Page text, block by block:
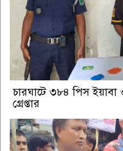
চারঘাটে ৩৮৪ পিস
গ্রেপ্তার